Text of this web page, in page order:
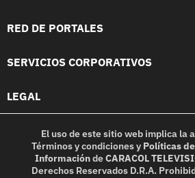
RED DE PORTALES
SERVICIOS CORPORATIVOS
LEGAL
El uso de este sitio web implica la
Términos y condicionesy Políticas
InformacióndeCARACOL
Derechos Reservados D.R.A.